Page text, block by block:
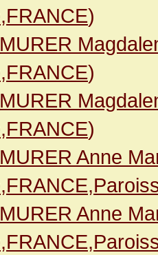
)
MURER
)
MURER
)
MURER Anne
MURER Anne